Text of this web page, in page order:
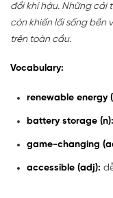
đổi khí hậu. Những cải
còn khiến lối sống bền
trên toàn cầu.
Vocabulary:
renewable energy
battery storage (n):
game-changing
accessible (adj):